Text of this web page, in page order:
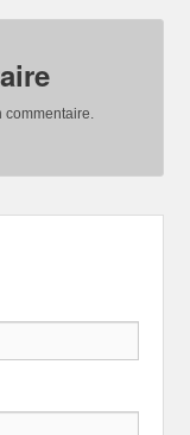
commentaire.